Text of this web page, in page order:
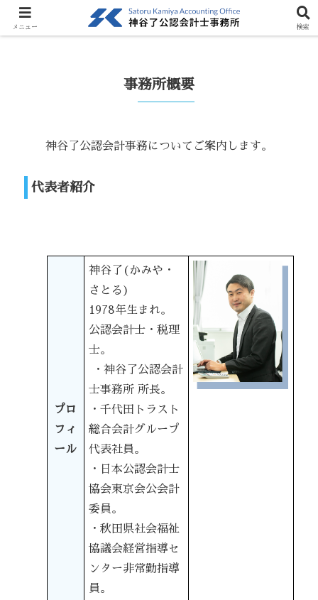
事務所概要
神谷了公認会計事務についてご案内します。
代表者紹介
プロ
フィ
ール
神谷了(かみや・
さとる)
1978年生まれ。
公認会計士・税理
士。
・神谷了公認会計
士事務所 所長。
・千代田トラスト
総合会計グループ
代表社員。
・日本公認会計士
協会東京会公会計
委員。
・秋田県社会福祉
協議会経営指導セ
ンター非常勤指導
員。
メニュー 検索